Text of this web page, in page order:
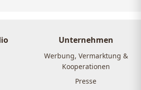
Unternehmen
Werbung, Vermarktung &
Kooperationen
Presse